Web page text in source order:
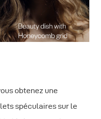
obtenez une
spéculaires sur le